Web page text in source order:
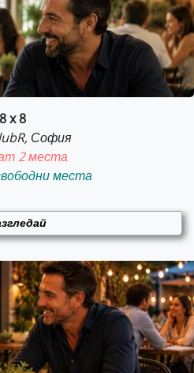
x 8
София
2 места
места